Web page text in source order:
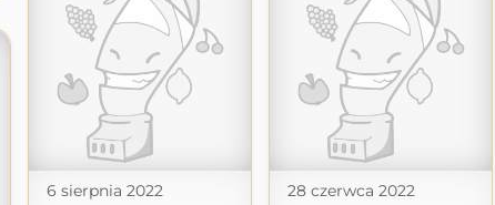
6 sierpnia 2022
28 czerwca 2022